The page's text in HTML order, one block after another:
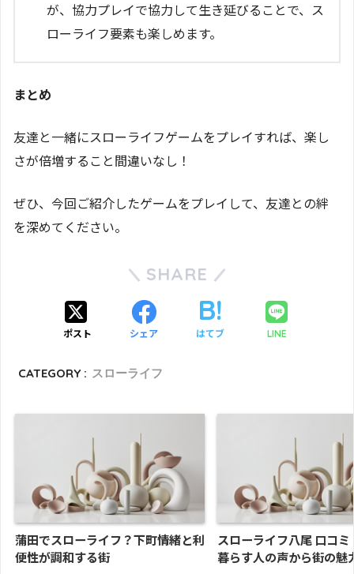
が、協力プレイで協力して生き延びることで、ス
ローライフ要素も楽しめます。
まとめ
友達と一緒にスローライフゲームをプレイすれば、楽し
さが倍増すること間違いなし！
ぜひ、今回ご紹介したゲームをプレイして、友達との絆
を深めてください。
SHARE
ポスト シェア はてブ LINE
CATEGORY : スローライフ
蒲田でスローライフ？下町情緒と利
便性が調和する街
スローライフ八尾 口コ
暮らす人の声から街の魅